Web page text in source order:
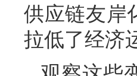
供应链友岸
拉低了经济